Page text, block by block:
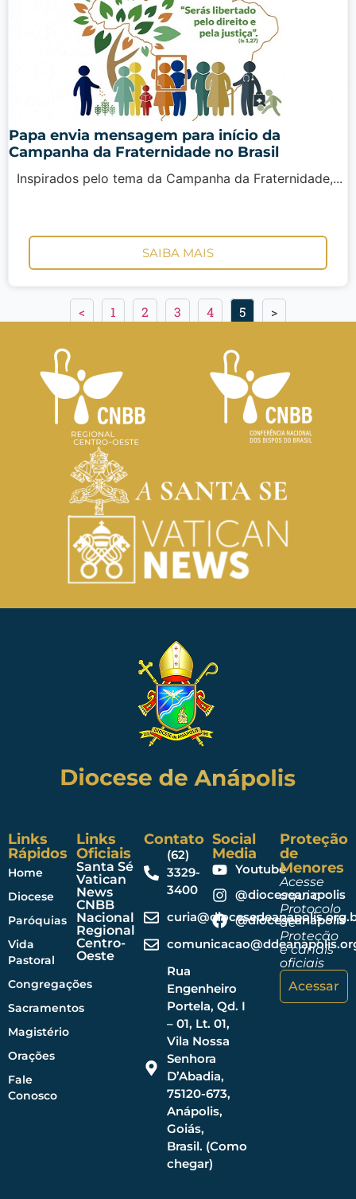
Papa envia mensagem para início da
Campanha da Fraternidade no Brasil
Inspirados pelo tema da Campanha da Fraternidade,...
SAIBA MAIS
< 1 2 3 4 5 >
Links
Rápidos
Home
Diocese
Paróquias
Vida
Pastoral
Congregações
Sacramentos
Magistério
Orações
Fale
Conosco
Links
Oficiais
Santa Sé
Vatican
News
CNBB
Nacional
Regional
Centro-
Oeste
Contato
(62)
3329-
3400
Rua
Engenheiro
Portela, Qd. I
– 01, Lt. 01,
Vila Nossa
Senhora
D’Abadia,
75120-673,
Anápolis,
Goiás,
Brasil. (Como
chegar)
Social
Media
Youtube
@dioceseanapolis
@dioceseanapolis
Proteção
de
Menores
Acesse
aqui o
Protocolo
de
Proteção
e canais
oficiais
Acessar